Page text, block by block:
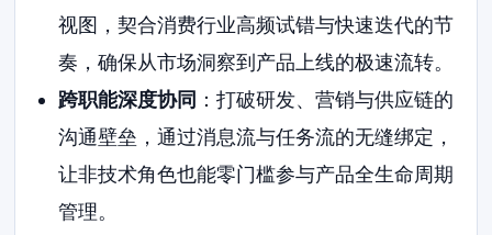
视图，契合消费行业高频试错与快速迭代的节
奏，确保从市场洞察到产品上线的极速流转。
跨职能深度协同 ：打破研发、营销与供应链的
沟通壁垒，通过消息流与任务流的无缝绑定，
让非技术角色也能零门槛参与产品全生命周期
管理。